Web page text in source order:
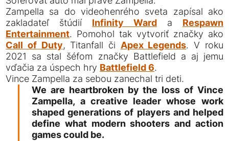
Zampella sa do videohenrého sveta zapísal ako
zakladateľ štúdií Infinity Warda Respawn
Entertainment. Pomohol tak vytvoriť značky ako
Call of Duty, Titanfall či Apex Legends. V roku
2021 sa stal šéfom značky Battlefield a aj jemu
vďačia za úspech hry Battlefield 6.
Vince Zampella za sebou zanechal tri deti.
We are heartbroken by the loss of Vince
Zampella, a creative leader whose work
shaped generations of players and helped
define what modern shooters and action
games could be.